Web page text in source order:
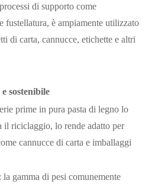
di supporto come
fustellatura, è ampiamente utilizzato
di carta, cannucce, etichette e altri
sostenibile
prime in pura pasta di legno lo
il riciclaggio, lo rende adatto per
cannucce di carta e imballaggi
gamma di pesi comunemente